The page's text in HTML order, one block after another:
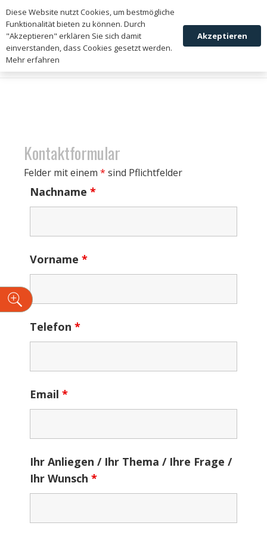
zum Newsletter
anmelden
Kontaktformular
Felder mit einem * sind Pflichtfelder
Nachname *
Vorname *
Telefon *
Email *
Ihr Anliegen / Ihr Thema / Ihre Frage /
Ihr Wunsch *
Diese Website nutzt Cookies, um bestmögliche
Funktionalität bieten zu können. Durch
"Akzeptieren" erklären Sie sich damit
einverstanden, dass Cookies gesetzt werden.
Mehr erfahren
Akzeptieren